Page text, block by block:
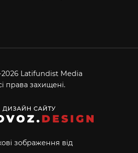
2026 Latifundist Media
права захищені.
зображення від